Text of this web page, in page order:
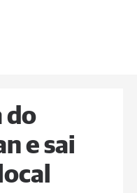
do
e sai